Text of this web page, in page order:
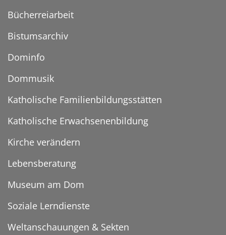
Bücherreiarbeit
Bistumsarchiv
Dominfo
Dommusik
Katholische Familienbildungsstätten
Katholische Erwachsenenbildung
Kirche verändern
Lebensberatung
Museum am Dom
Soziale Lerndienste
Weltanschauungen & Sekten